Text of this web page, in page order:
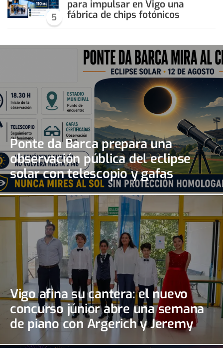
5
para impulsar en Vigo una
fábrica de chips fotónicos
Ponte da Barca prepara una
observación pública del eclipse
solar con telescopio y gafas
certificadas
Vigo afina su cantera: el nuevo
concurso júnior abre una semana
de piano con Argerich y Jeremy
Irons